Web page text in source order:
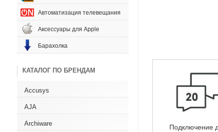
Автоматизация телевещания
Аксессуары для Apple
Барахолка
КАТАЛОГ ПО БРЕНДАМ
Accusys
AJA
Archiware
Подключение